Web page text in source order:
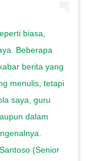
biasa,
Beberapa
berita yang
menulis, tetapi
saya, guru
dalam
(Senior